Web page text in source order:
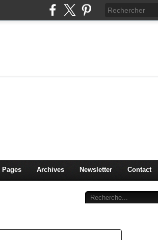
Pages Archives Newsletter Contact